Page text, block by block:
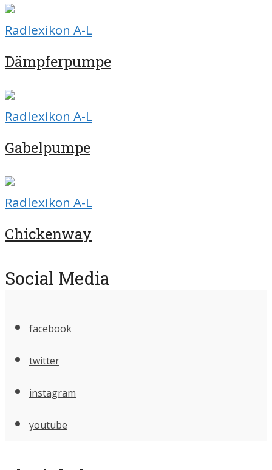
Radlexikon A-L
Dämpferpumpe
Radlexikon A-L
Gabelpumpe
Radlexikon A-L
Chickenway
Social Media
facebook
twitter
instagram
youtube